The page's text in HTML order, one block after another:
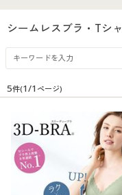
レディースファッション
女性下着
インナー・下着通販すべ
女性下着
メンズ下着
ジュニア・ティーンズ
メンズ
メンズ通販すべて
メンズファッション
メンズ下着
家電・雑貨
家電・雑貨すべて
家電
キッチン・雑貨・日用
寝具・インテリア・
寝具・インテリア・家
家具・収納
美容・健康
美容・健康通販すべて
制服・スクール
シームレスブラ・Tシ
在庫
カテゴリ
5件(1/1 ページ)